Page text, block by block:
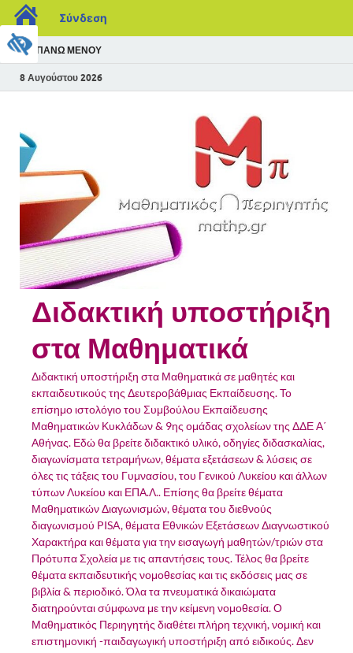
Σύνδεση
ΠΆΝΩ ΜΕΝΟΎ
8 Αυγούστου 2026
Διδακτική υποστήριξη
στα Μαθηματικά
Διδακτική υποστήριξη στα Μαθηματικά σε μαθητές και
εκπαιδευτικούς της Δευτεροβάθμιας Εκπαίδευσης. Το
επίσημο ιστολόγιο του Συμβούλου Εκπαίδευσης
Μαθηματικών Κυκλάδων & 9ης ομάδας σχολείων της ΔΔΕ Α΄
Αθήνας. Εδώ θα βρείτε διδακτικό υλικό, οδηγίες διδασκαλίας,
διαγωνίσματα τετραμήνων, θέματα εξετάσεων & λύσεις σε
όλες τις τάξεις του Γυμνασίου, του Γενικού Λυκείου και άλλων
τύπων Λυκείου και ΕΠΑ.Λ.. Επίσης θα βρείτε θέματα
Μαθηματικών Διαγωνισμών, θέματα του διεθνούς
διαγωνισμού PISA, θέματα Εθνικών Εξετάσεων Διαγνωστικού
Χαρακτήρα και θέματα για την εισαγωγή μαθητών/τριών στα
Πρότυπα Σχολεία με τις απαντήσεις τους. Τέλος θα βρείτε
θέματα εκπαιδευτικής νομοθεσίας και τις εκδόσεις μας σε
βιβλία & περιοδικό. Όλα τα πνευματικά δικαιώματα
διατηρούνται σύμφωνα με την κείμενη νομοθεσία. Ο
Μαθηματικός Περιηγητής διαθέτει πλήρη τεχνική, νομική και
επιστημονική -παιδαγωγική υποστήριξη από ειδικούς. Δεν